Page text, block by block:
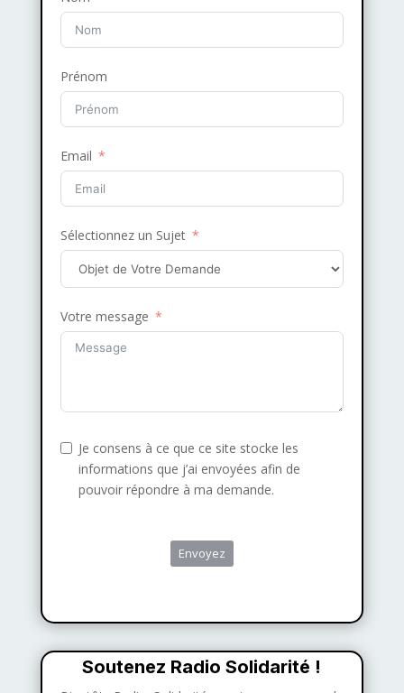
Prénom
Email
Sélectionnez un Sujet
Votre message
Je consens à ce que ce site stocke les
informations que j’ai envoyées afin de
pouvoir répondre à ma demande.
Envoyez
Soutenez Radio Solidarité !